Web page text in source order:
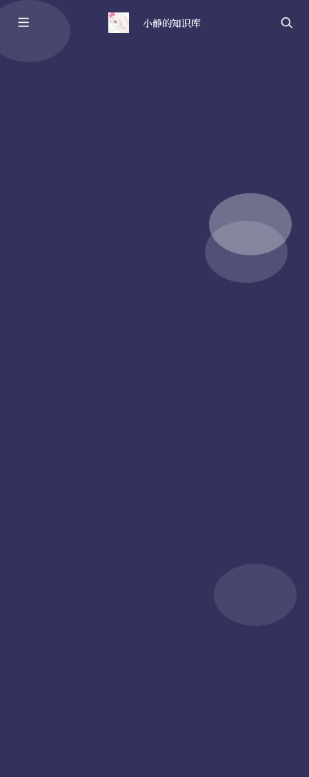
小静的知识库